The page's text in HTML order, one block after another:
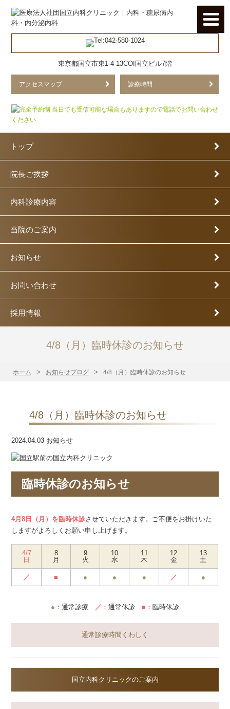
東京都国立市東1-4-13COI国立ビル7階
アクセスマップ 診療時間
トップ
院長ご挨拶
内科診療内容
当院のご案内
お知らせ
お問い合わせ
採用情報
4/8（月）臨時休診のお知らせ
ホーム お知らせブログ 4/8（月）臨時休診のお知らせ
4/8（月）臨時休診のお知らせ
2024.04.03 お知らせ
臨時休診のお知らせ
4月8日（月）を臨時休診させていただきます。ご不便をお掛けいた
しますがよろしくお願い申し上げます。
4/7
日
8
月
9
火
10
水
11
木
12
金
13
土
／ ■ ● ● ● ／ ●
● ：通常診療 ／ ：通常休診 ■ ：臨時休診
通常診療時間くわしく
国立内科クリニックのご案内